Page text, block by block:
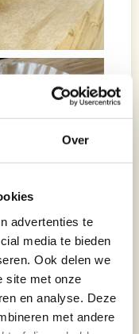
Over
advertenties te
media te bieden
Ook delen we
site met onze
en analyse. Deze
met andere